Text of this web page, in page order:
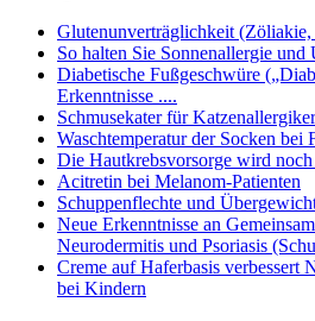
Glutenunverträglichkeit (Zöliakie,
So halten Sie Sonnenallergie
Diabetische Fußgeschwüre
Erkenntnisse ....
Schmusekater für Katzenallergiker
Waschtemperatur der Socken bei
Die Hautkrebsvorsorge wird
Acitretin bei Melanom-Patienten
Schuppenflechte und
Neue Erkenntnisse an
Neurodermitis und Psoriasis
Creme auf Haferbasis verbessert
bei Kindern